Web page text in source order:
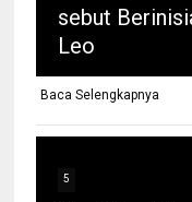
sebut
Leo
Baca Selengkapnya
5